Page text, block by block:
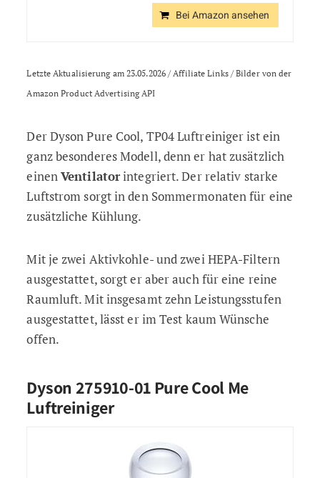
Bei Amazon ansehen
Letzte Aktualisierung am 23.05.2026 / Affiliate Links / Bilder von der
Amazon Product Advertising API
Der Dyson Pure Cool, TP04 Luftreiniger ist ein
ganz besonderes Modell, denn er hat zusätzlich
einenVentilatorintegriert. Der relativ starke
Luftstrom sorgt in den Sommermonaten für eine
zusätzliche Kühlung.
Mit je zwei Aktivkohle- und zwei HEPA-Filtern
ausgestattet, sorgt er aber auch für eine reine
Raumluft. Mit insgesamt zehn Leistungsstufen
ausgestattet, lässt er im Test kaum Wünsche
offen.
Dyson 275910-01 Pure Cool Me
Luftreiniger